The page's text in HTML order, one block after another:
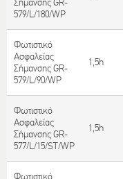
579/L/180/WP
Φωτιστικό
Ασφαλείας
Σήμανσης GR-
579/L/90/WP
1,5h
Φωτιστικό
Ασφαλείας
Σήμανσης GR-
577/L/15/ST/WP
1,5h
Φωτιστικό